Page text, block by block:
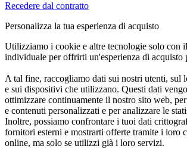
Recedere dal contratto
Personalizza la tua esperienza di acquisto
Utilizziamo i cookie e altre tecnologie solo con
individuale per offrirti un'esperienza di acquisto
A tal fine, raccogliamo dati sui nostri utenti, sul
e sui dispositivi che utilizzano. Questi dati
ottimizzare continuamente il nostro sito web,
e contenuti personalizzati e per analizzare le
Inoltre, possiamo confrontare i tuoi dati
fornitori esterni e mostrarti offerte tramite i loro
online, ma solo se utilizzi già i loro servizi.